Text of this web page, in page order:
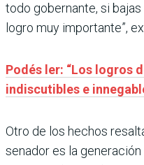
todo gobernante, si
logro muy importante”,
Podés ler: “Los logros
indiscutibles e
Otro de los hechos
senador es la